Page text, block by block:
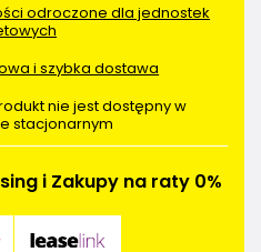
odroczone dla jednostek
i szybka dostawa
nie jest dostępny w
stacjonarnym
i Zakupy na raty 0%